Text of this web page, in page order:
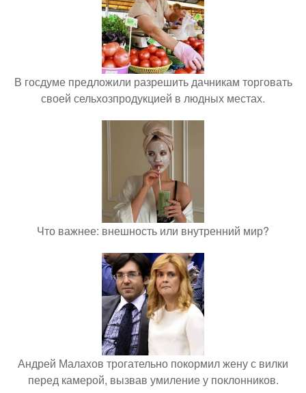
В госдуме предложили разрешить дачникам торговать
своей сельхозпродукцией в людных местах.
Что важнее: внешность или внутренний мир?
Андрей Малахов трогательно покормил жену с вилки
перед камерой, вызвав умиление у поклонников.